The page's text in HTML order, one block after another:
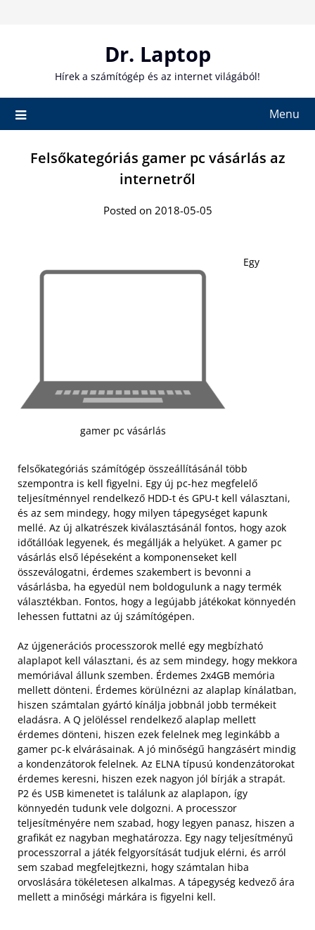
Dr. Laptop
Hírek a számítógép és az internet világából!
Menu
Felsőkategóriás gamer pc vásárlás az
internetről
Posted on 2018-05-05
gamer pc vásárlás
Egy
felsőkategóriás számítógép összeállításánál több
szempontra is kell figyelni. Egy új pc-hez megfelelő
teljesítménnyel rendelkező HDD-t és GPU-t kell választani,
és az sem mindegy, hogy milyen tápegységet kapunk
mellé. Az új alkatrészek kiválasztásánál fontos, hogy azok
időtállóak legyenek, és megállják a helyüket. A gamer pc
vásárlás első lépéseként a komponenseket kell
összeválogatni, érdemes szakembert is bevonni a
vásárlásba, ha egyedül nem boldogulunk a nagy termék
választékban. Fontos, hogy a legújabb játékokat könnyedén
lehessen futtatni az új számítógépen.
Az újgenerációs processzorok mellé egy megbízható
alaplapot kell választani, és az sem mindegy, hogy mekkora
memóriával állunk szemben. Érdemes 2x4GB memória
mellett dönteni. Érdemes körülnézni az alaplap kínálatban,
hiszen számtalan gyártó kínálja jobbnál jobb termékeit
eladásra. A Q jelöléssel rendelkező alaplap mellett
érdemes dönteni, hiszen ezek felelnek meg leginkább a
gamer pc-k elvárásainak. A jó minőségű hangzásért mindig
a kondenzátorok felelnek. Az ELNA típusú kondenzátorokat
érdemes keresni, hiszen ezek nagyon jól bírják a strapát.
P2 és USB kimenetet is találunk az alaplapon, így
könnyedén tudunk vele dolgozni. A processzor
teljesítményére nem szabad, hogy legyen panasz, hiszen a
grafikát ez nagyban meghatározza. Egy nagy teljesítményű
processzorral a játék felgyorsítását tudjuk elérni, és arról
sem szabad megfelejtkezni, hogy számtalan hiba
orvoslására tökéletesen alkalmas. A tápegység kedvező ára
mellett a minőségi márkára is figyelni kell.